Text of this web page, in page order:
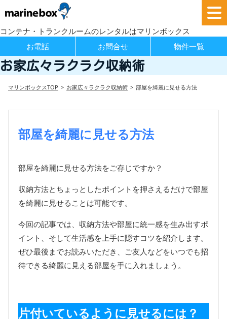
コンテナ・トランクルームのレンタルはマリンボックス
お電話
お問合せ 物件一覧
お家広々ラクラク収納術
マリンボックスTOP お家広々ラクラク収納術 部屋を綺麗に見せる方法
部屋を綺麗に見せる方法
部屋を綺麗に見せる方法をご存じですか？
収納方法とちょっとしたポイントを押さえるだけで部屋
を綺麗に見せることは可能です。
今回の記事では、収納方法や部屋に統一感を生み出すポ
イント、そして生活感を上手に隠すコツを紹介します。
ぜひ最後までお読みいただき、ご友人などをいつでも招
待できる綺麗に見える部屋を手に入れましょう。
片付いているように見せるには？